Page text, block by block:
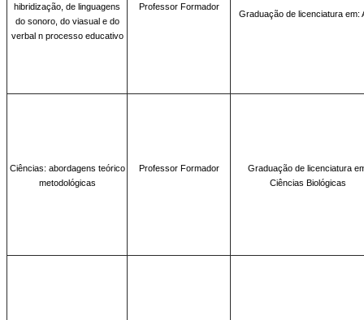
hibridização, de linguagens
do sonoro, do viasual e do
verbal n processo educativo
Professor Formador
Graduação de licenciatura em:
Ciências: abordagens teórico
metodológicas
Professor Formador
Graduação de licenciatura
Ciências Biológicas